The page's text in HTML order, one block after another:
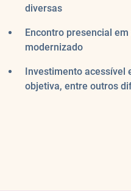
diversas
Encontro presencial
modernizado
Investimento acessível
objetiva, entre outros